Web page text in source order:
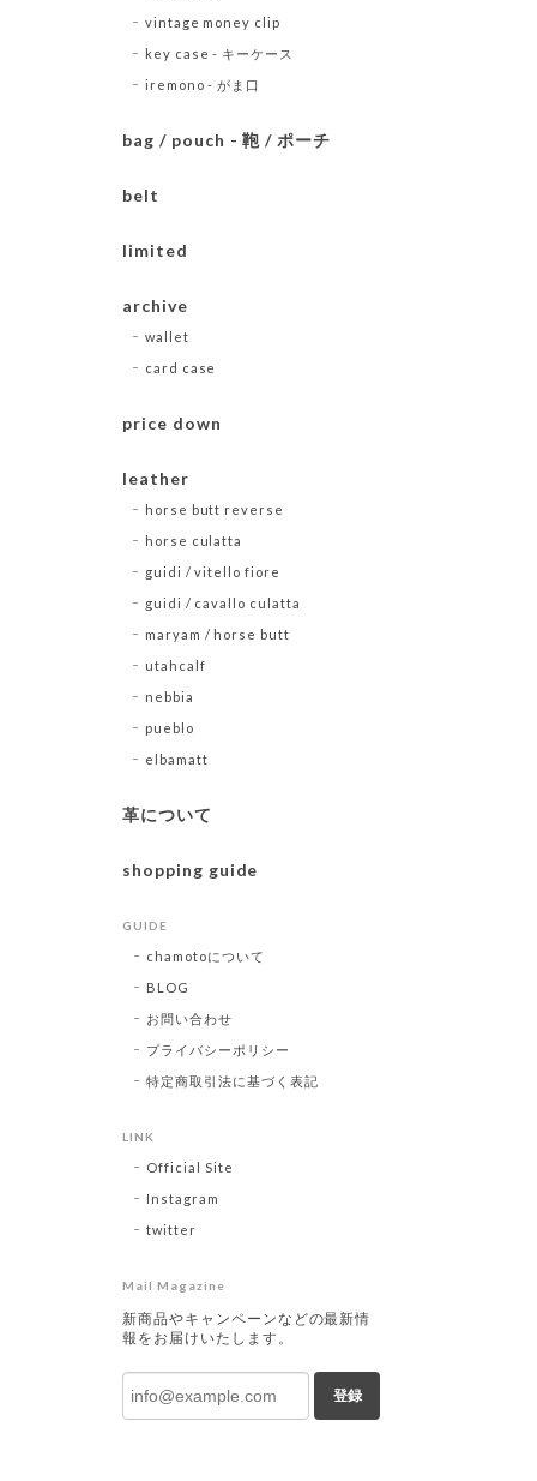
vintage money clip
key case - キーケース
iremono - がま口
bag / pouch - 鞄 / ポーチ
belt
limited
archive
wallet
card case
price down
leather
horse butt reverse
horse culatta
guidi / vitello fiore
guidi / cavallo culatta
maryam / horse butt
utahcalf
nebbia
pueblo
elbamatt
革について
shopping guide
GUIDE
chamotoについて
BLOG
お問い合わせ
プライバシーポリシー
特定商取引法に基づく表記
LINK
Official Site
Instagram
twitter
Mail Magazine
新商品やキャンペーンなどの最新情
報をお届けいたします。
登録